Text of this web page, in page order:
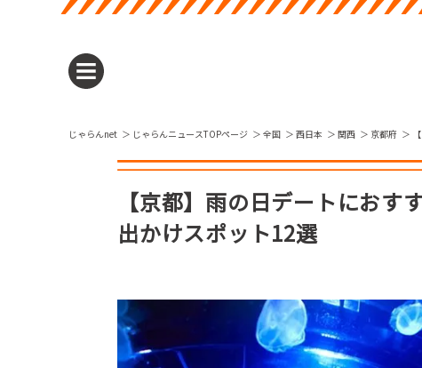
じゃらんnet じゃらんニュースTOPページ 全国 西日本 関西 京都府
【京都】雨の日デートにおす
出かけスポット12選